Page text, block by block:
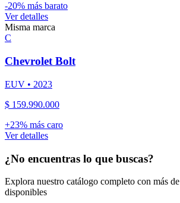
-20% más barato
Ver detalles
Misma marca
C
Chevrolet Bolt
EUV • 2023
$ 159.990.000
+23% más caro
Ver detalles
¿No encuentras lo que buscas?
Explora nuestro catálogo completo con más de
disponibles